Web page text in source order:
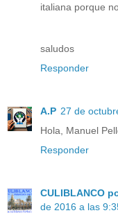
italiana porque
saludos
Responder
A.P 27 de
Hola, Manuel
Responder
CULIBLANCO
de 2016 a las